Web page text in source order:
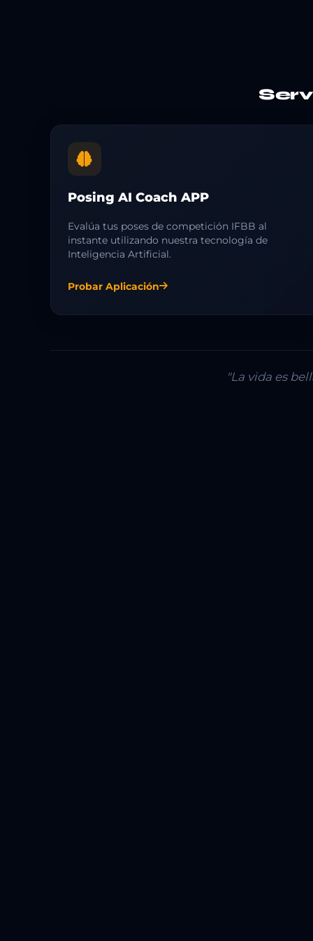
Posing AI Coach APP
Evalúa tus poses de competición IFBB al
instante utilizando nuestra tecnología de
Inteligencia Artificial.
Probar Aplicación
"La vida es